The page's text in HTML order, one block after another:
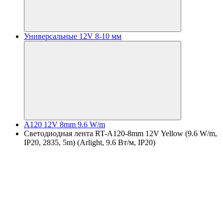
Универсальные 12V 8-10 мм
A120 12V 8mm 9.6 W/m
Светодиодная лента RT-A120-8mm 12V Yellow (9.6 W/m,
IP20, 2835, 5m) (Arlight, 9.6 Вт/м, IP20)